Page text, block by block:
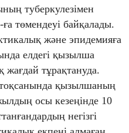
туберкулезімен
төмендеуі байқалады.
және эпидемияға
елдегі қызылша
тұрақтануда.
қызылшаның
осы кезеңінде 10
негізгі